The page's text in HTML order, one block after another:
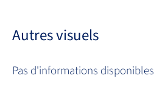
Autres visuels
Pas d'informations disponibles